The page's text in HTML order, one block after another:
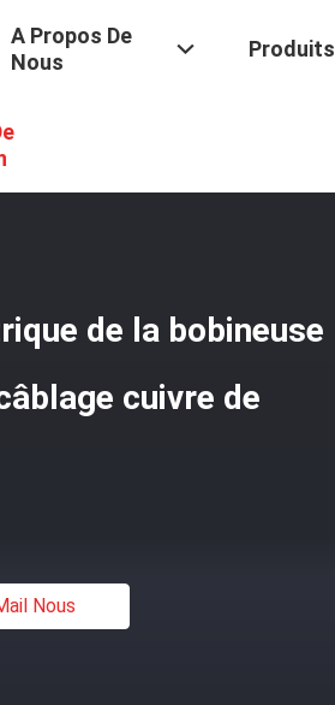
A Propos De
Nous
Produits
de la bobineuse
cuivre de
Nous